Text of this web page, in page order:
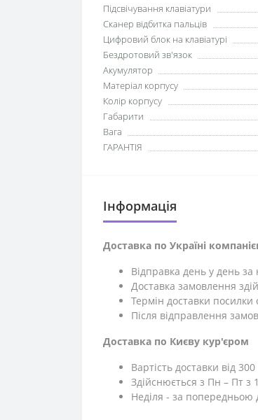
Підсвічування клавіатури
Сканер відбитка пальців
Цифровий блок на клавіатурі
Бездротовий зв'язок
Акумулятор
Матеріал корпусу
Колір корпусу
Габарити
Вага
ГАРАНТІЯ
Iнформація
Доставка по Україні
Відправка день у день
Доставка замовлення
Термін доставки посилки
Після відправлення
Доставка по Києву кур'єром
Вартість доставки від
Здійснюється з Пн – Пт з
Неділя - за